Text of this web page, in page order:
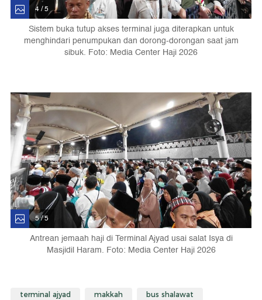
4 / 5
Sistem buka tutup akses terminal juga diterapkan untuk
menghindari penumpukan dan dorong-dorongan saat jam
sibuk. Foto: Media Center Haji 2026
5 / 5
Antrean jemaah haji di Terminal Ajyad usai salat Isya di
Masjidil Haram. Foto: Media Center Haji 2026
terminal ajyad makkah bus shalawat